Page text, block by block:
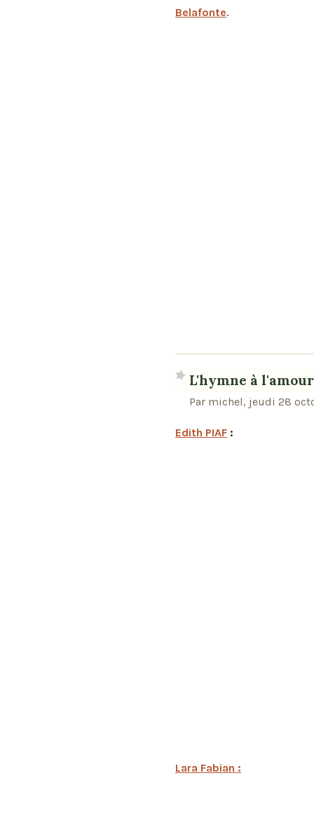
Belafonte.
L'hymne à l'amour
Par michel, jeudi 28
Edith PIAF :
Lara Fabian :